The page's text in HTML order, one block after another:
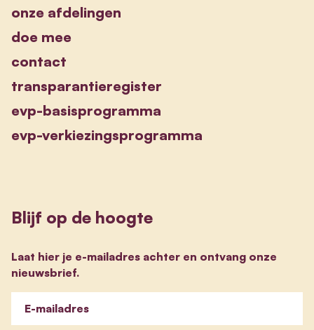
onze afdelingen
doe mee
contact
transparantieregister
evp-basisprogramma
evp-verkiezingsprogramma
Blijf op de hoogte
Laat hier je e-mailadres achter en ontvang onze
nieuwsbrief.
E-mailadres